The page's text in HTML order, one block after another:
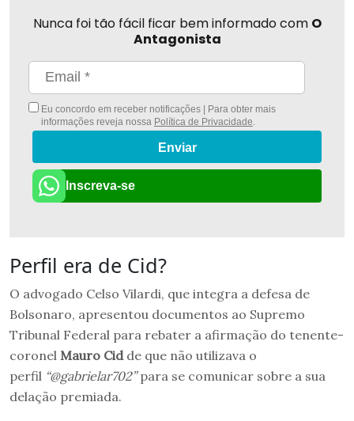
Nunca foi tão fácil ficar bem informado com O
Antagonista
Eu concordo em receber notificações | Para obter mais
informações reveja nossa Política de Privacidade
Enviar
Inscreva-se
Perfil era de Cid?
O advogado Celso Vilardi, que integra a defesa de
Bolsonaro, apresentou documentos ao Supremo
Tribunal Federal para rebater a afirmação do tenente-
coronel Mauro Cidde que não utilizava o
perfil “@gabrielar702”para se comunicar sobre a sua
delação premiada.